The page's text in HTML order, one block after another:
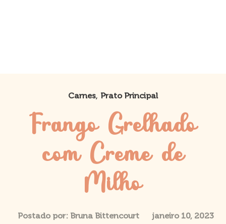
Carnes, Prato Principal
Frango Grelhado
com Creme de
Milho
Postado por:Bruna Bittencourt janeiro 10, 2023